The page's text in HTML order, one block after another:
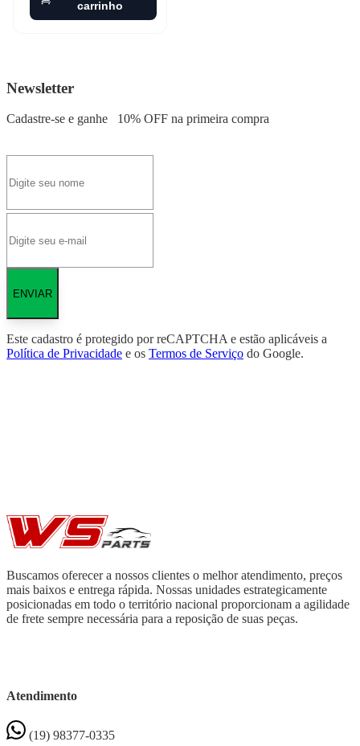
carrinho
Newsletter
Cadastre-se e ganhe 10% OFF na primeira compra
ENVIAR
Este cadastro é protegido por reCAPTCHA e estão aplicáveis a
Política de Privacidade e os Termos de Serviço do Google.
Buscamos oferecer a nossos clientes o melhor atendimento, preços
mais baixos e entrega rápida. Nossas unidades estrategicamente
posicionadas em todo o território nacional proporcionam a agilidade
de frete sempre necessária para a reposição de suas peças.
Atendimento
(19) 98377-0335